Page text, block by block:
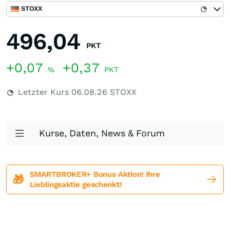
STOXX
496,04 PKT
+0,07 % +0,37 PKT
Letzter Kurs 06.08.26 STOXX
Kurse, Daten, News & Forum
🎁
SMARTBROKER+ Bonus Aktion! Ihre
Lieblingsaktie geschenkt!